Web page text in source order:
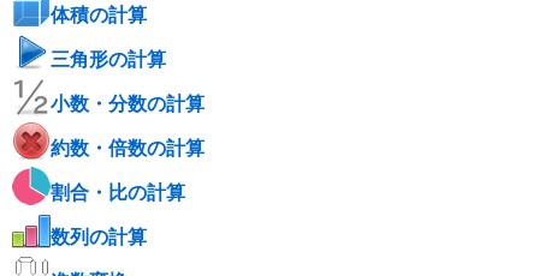
体積の計算
三角形の計算
小数・分数の計算
約数・倍数の計算
割合・比の計算
数列の計算